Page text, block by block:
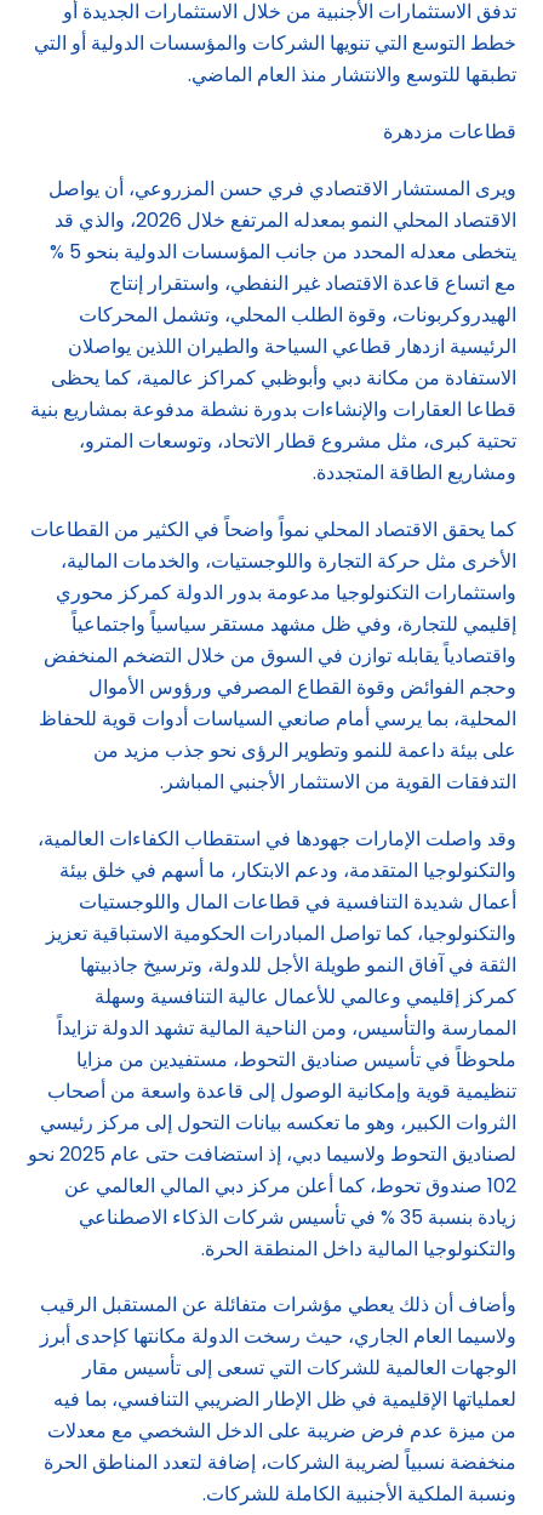
تدفق الاستثمارات الأجنبية من خلال الاستثمارات الجديدة أو
خطط التوسع التي تنويها الشركات والمؤسسات الدولية أو التي
تطبقها للتوسع والانتشار منذ العام الماضي.
قطاعات مزدهرة
ويرى المستشار الاقتصادي فري حسن المزروعي، أن يواصل
الاقتصاد المحلي النمو بمعدله المرتفع خلال 2026، والذي قد
يتخطى معدله المحدد من جانب المؤسسات الدولية بنحو 5 %
مع اتساع قاعدة الاقتصاد غير النفطي، واستقرار إنتاج
الهيدروكربونات، وقوة الطلب المحلي، وتشمل المحركات
الرئيسية ازدهار قطاعي السياحة والطيران اللذين يواصلان
الاستفادة من مكانة دبي وأبوظبي كمراكز عالمية، كما يحظى
قطاعا العقارات والإنشاءات بدورة نشطة مدفوعة بمشاريع بنية
تحتية كبرى، مثل مشروع قطار الاتحاد، وتوسعات المترو،
ومشاريع الطاقة المتجددة.
كما يحقق الاقتصاد المحلي نمواً واضحاً في الكثير من القطاعات
الأخرى مثل حركة التجارة واللوجستيات، والخدمات المالية،
واستثمارات التكنولوجيا مدعومة بدور الدولة كمركز محوري
إقليمي للتجارة، وفي ظل مشهد مستقر سياسياً واجتماعياً
واقتصادياً يقابله توازن في السوق من خلال التضخم المنخفض
وحجم الفوائض وقوة القطاع المصرفي ورؤوس الأموال
المحلية، بما يرسي أمام صانعي السياسات أدوات قوية للحفاظ
على بيئة داعمة للنمو وتطوير الرؤى نحو جذب مزيد من
التدفقات القوية من الاستثمار الأجنبي المباشر.
وقد واصلت الإمارات جهودها في استقطاب الكفاءات العالمية،
والتكنولوجيا المتقدمة، ودعم الابتكار، ما أسهم في خلق بيئة
أعمال شديدة التنافسية في قطاعات المال واللوجستيات
والتكنولوجيا، كما تواصل المبادرات الحكومية الاستباقية تعزيز
الثقة في آفاق النمو طويلة الأجل للدولة، وترسيخ جاذبيتها
كمركز إقليمي وعالمي للأعمال عالية التنافسية وسهلة
الممارسة والتأسيس، ومن الناحية المالية تشهد الدولة تزايداً
ملحوظاً في تأسيس صناديق التحوط، مستفيدين من مزايا
تنظيمية قوية وإمكانية الوصول إلى قاعدة واسعة من أصحاب
الثروات الكبير، وهو ما تعكسه بيانات التحول إلى مركز رئيسي
لصناديق التحوط ولاسيما دبي، إذ استضافت حتى عام 2025 نحو
102 صندوق تحوط، كما أعلن مركز دبي المالي العالمي عن
زيادة بنسبة 35 % في تأسيس شركات الذكاء الاصطناعي
والتكنولوجيا المالية داخل المنطقة الحرة.
وأضاف أن ذلك يعطي مؤشرات متفائلة عن المستقبل الرقيب
ولاسيما العام الجاري، حيث رسخت الدولة مكانتها كإحدى أبرز
الوجهات العالمية للشركات التي تسعى إلى تأسيس مقار
لعملياتها الإقليمية في ظل الإطار الضريبي التنافسي، بما فيه
من ميزة عدم فرض ضريبة على الدخل الشخصي مع معدلات
منخفضة نسبياً لضريبة الشركات، إضافة لتعدد المناطق الحرة
ونسبة الملكية الأجنبية الكاملة للشركات.